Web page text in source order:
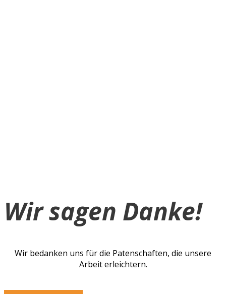
Wir sagen Danke!
Wir bedanken uns für die Patenschaften, die unsere
Arbeit erleichtern.